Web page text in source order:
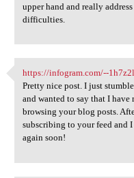
upper hand and really
difficulties.
https://infogram.com/-
https://infogram.com/--
Pretty nice post. I just
and wanted to say that I have
browsing your blog posts.
subscribing to your feed and
again soon!